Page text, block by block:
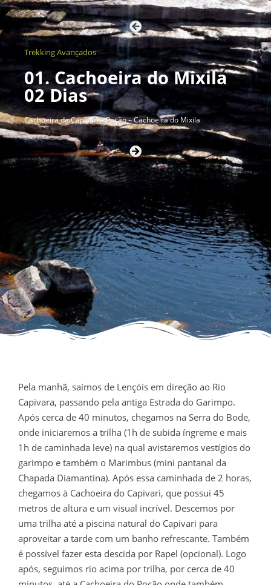
Trekking Avançados
01. Cachoeira do Mixila
02 Dias
Cachoeira da Capivari – Poção – Cachoeira do Mixila
Pela manhã, saímos de Lençóis em direção ao Rio
Capivara, passando pela antiga Estrada do Garimpo.
Após cerca de 40 minutos, chegamos na Serra do Bode,
onde iniciaremos a trilha (1h de subida íngreme e mais
1h de caminhada leve) na qual avistaremos vestígios do
garimpo e também o Marimbus (mini pantanal da
Chapada Diamantina). Após essa caminhada de 2 horas,
chegamos à Cachoeira do Capivari, que possui 45
metros de altura e um visual incrível. Descemos por
uma trilha até a piscina natural do Capivari para
aproveitar a tarde com um banho refrescante. Também
é possível fazer esta descida por Rapel (opcional). Logo
após, seguimos rio acima por trilha, por cerca de 40